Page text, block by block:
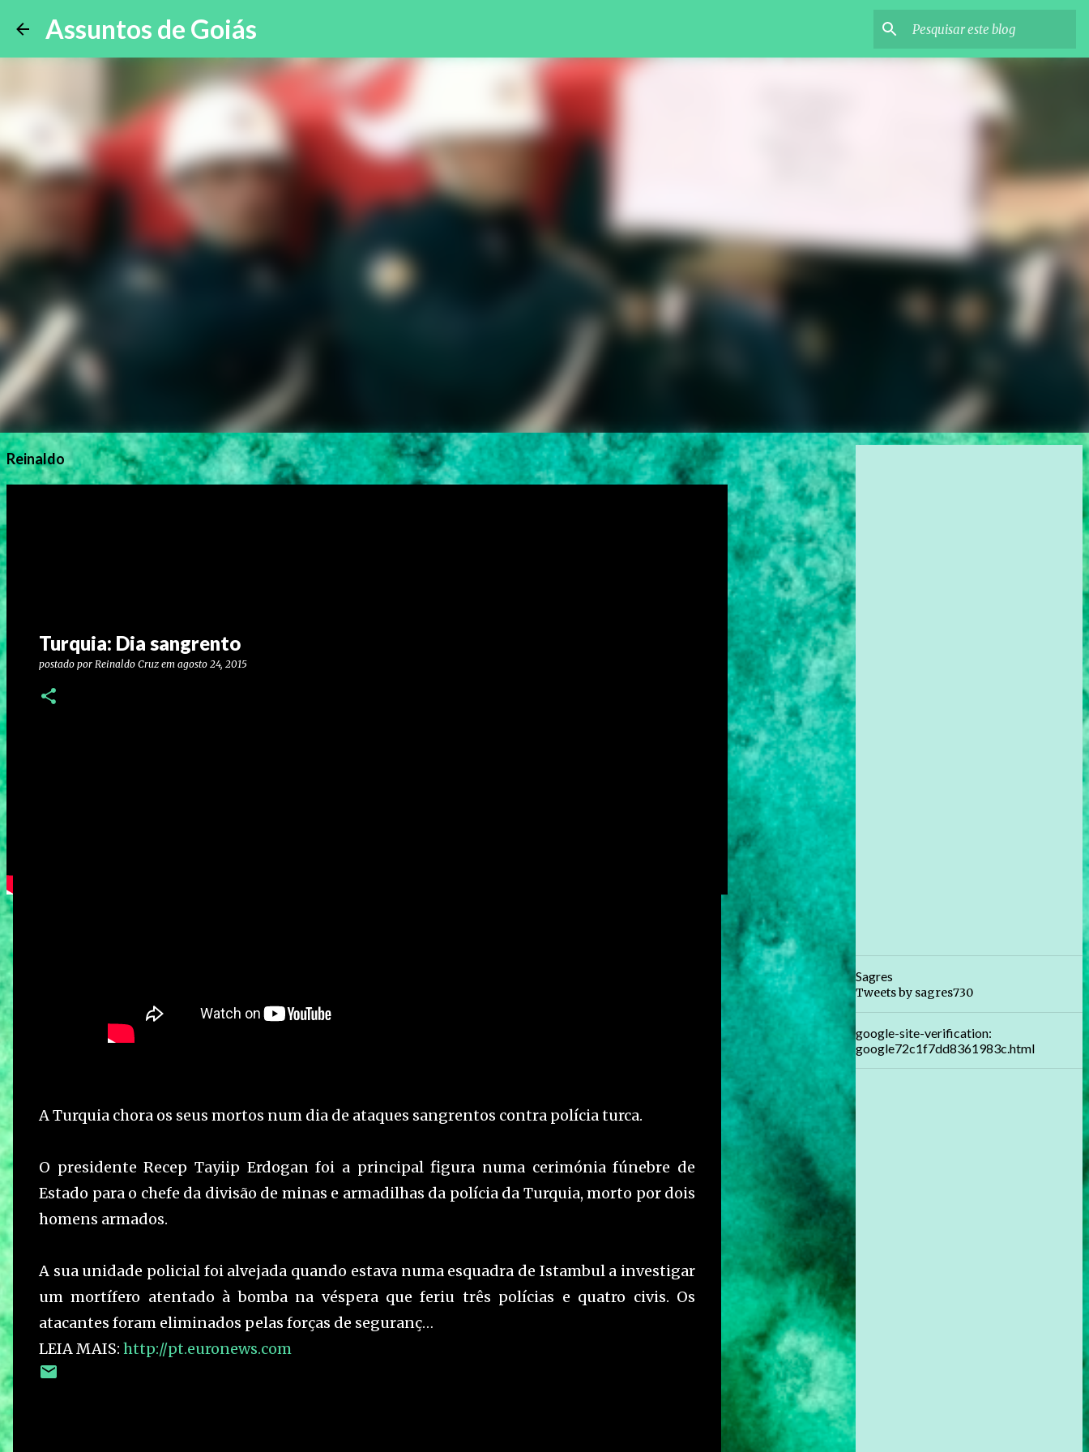
Assuntos de Goiás
Reinaldo
Turquia: Dia sangrento
postado por Reinaldo Cruz em agosto 24, 2015
A Turquia chora os seus mortos num dia de ataques sangrentos contra polícia turca.
O presidente Recep Tayiip Erdogan foi a principal figura numa cerimónia fúnebre de
Estado para o chefe da divisão de minas e armadilhas da polícia da Turquia, morto por dois
homens armados.
A sua unidade policial foi alvejada quando estava numa esquadra de Istambul a investigar
um mortífero atentado à bomba na véspera que feriu três polícias e quatro civis. Os
atacantes foram eliminados pelas forças de seguranç…
LEIA MAIS: http://pt.euronews.com
Sagres
Tweets by sagres730
google-site-verification:
google72c1f7dd8361983c.html